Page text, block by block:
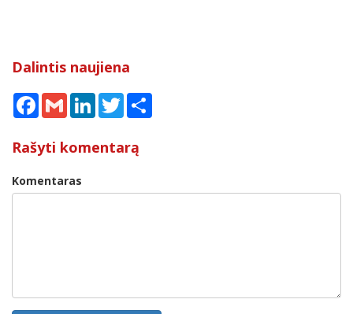
Dalintis naujiena
Facebook
Gmail LinkedInTwitter
Rašyti komentarą
Komentaras